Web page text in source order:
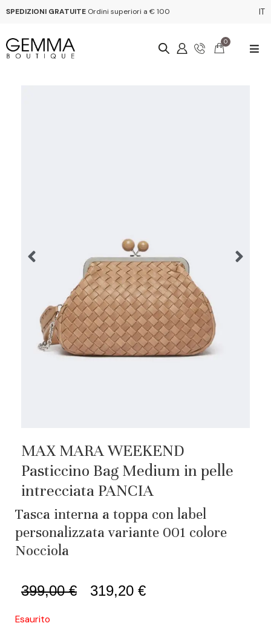
SPEDIZIONI GRATUITE Ordini superiori a € 100 IT
0
MAX MARA WEEKEND
Pasticcino Bag Medium in pelle
intrecciata PANCIA
Tasca interna a toppa con label
personalizzata variante 001 colore
Nocciola
399,00€ 319,20 €
Esaurito